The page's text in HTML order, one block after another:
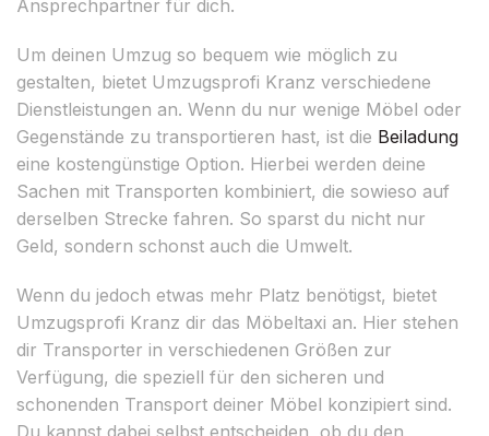
Ansprechpartner für dich.
Um deinen Umzug so bequem wie möglich zu
gestalten, bietet Umzugsprofi Kranz verschiedene
Dienstleistungen an. Wenn du nur wenige Möbel oder
Gegenstände zu transportieren hast, ist die Beiladung
eine kostengünstige Option. Hierbei werden deine
Sachen mit Transporten kombiniert, die sowieso auf
derselben Strecke fahren. So sparst du nicht nur
Geld, sondern schonst auch die Umwelt.
Wenn du jedoch etwas mehr Platz benötigst, bietet
Umzugsprofi Kranz dir das Möbeltaxi an. Hier stehen
dir Transporter in verschiedenen Größen zur
Verfügung, die speziell für den sicheren und
schonenden Transport deiner Möbel konzipiert sind.
Du kannst dabei selbst entscheiden, ob du den